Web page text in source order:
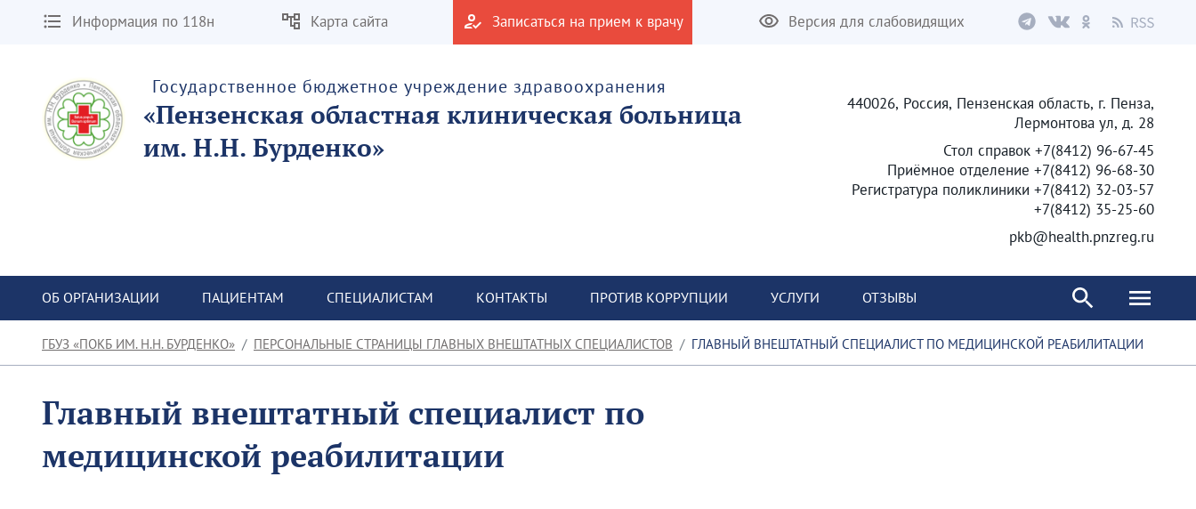
Информация по 118н Карта сайта Записаться на прием к врачу Версия для слабовидящих
Государственное бюджетное учреждение здравоохранения
«Пензенская областная клиническая больница
им. Н.Н. Бурденко»
440026, Россия, Пензенская область, г. Пенза,
Лермонтова ул, д. 28
Стол справок +7(8412) 96-67-45
Приёмное отделение +7(8412) 96-68-30
Регистратура поликлиники +7(8412) 32-03-57
+7(8412) 35-25-60
pkb@health.pnzreg.ru
ОБ ОРГАНИЗАЦИИ ПАЦИЕНТАМ СПЕЦИАЛИСТАМ КОНТАКТЫ ПРОТИВ КОРРУПЦИИ УСЛУГИ ОТЗЫВЫ
ГБУЗ «ПОКБ ИМ. Н.Н. БУРДЕНКО» ПЕРСОНАЛЬНЫЕ СТРАНИЦЫ ГЛАВНЫХ ВНЕШТАТНЫХ СПЕЦИАЛИСТОВ ГЛАВНЫЙ ВНЕШТАТНЫЙ СПЕЦИАЛИСТ ПО МЕДИЦИНСКОЙ РЕАБИЛИТАЦИИ
Главный внештатный специалист по
медицинской реабилитации